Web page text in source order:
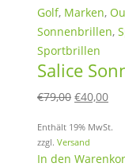
Golf, Marken,
Sonnenbrillen,
Sportbrillen
Salice
€79,00
war:
€79,00
€40,00
ist:
Enthält 19% MwSt.
zzgl. Versand
In den